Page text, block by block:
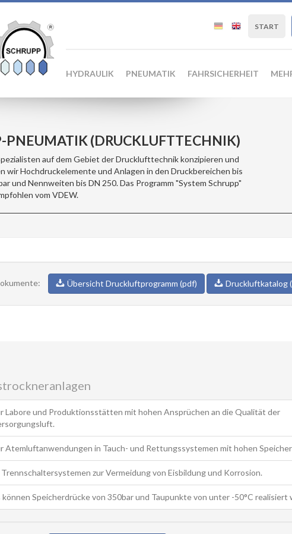
START
HYDRAULIK PNEUMATIK FAHRSICHERHEIT
PNEUMATIK (DRUCKLUFTTECHNIK)
auf dem Gebiet der Drucklufttechnik konzipieren und
wir Hochdruckelemente und Anlagen in den Druckbereichen bis
und Nennweiten bis DN 250. Das Programm "System Schrupp"
vom VDEW.
Übersicht Druckluftprogramm (pdf) Druckluftkatalog
Labore und Produktionsstätten mit hohen Ansprüchen an die Qualität der
Atemluftanwendungen in Tauch- und Rettungssystemen mit hohen
zur Vermeidung von Eisbildung und Korrosion.
können Speicherdrücke von 350bar und Taupunkte von unter -50°C realisiert